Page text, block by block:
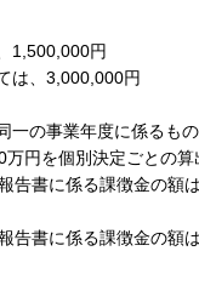
1,500,000円
は、3,000,000円
一の事業年度に係るも
円を個別決定ごとの
告書に係る課徴金の額は
告書に係る課徴金の額は